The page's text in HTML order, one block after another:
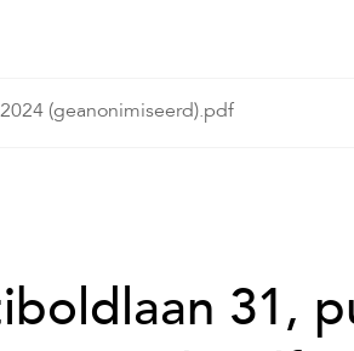
(geanonimiseerd).pdf
31,